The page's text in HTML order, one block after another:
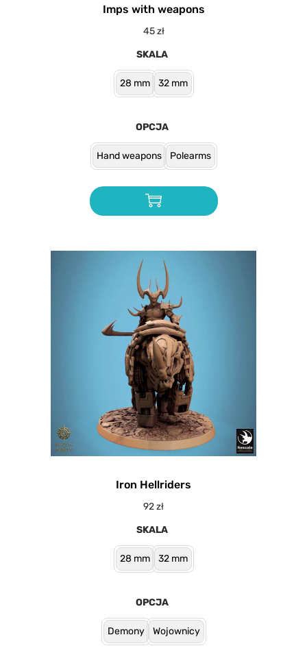
Imps with weapons
45zł
SKALA
28 mm 32 mm
OPCJA
Hand weapons Polearms
Iron Hellriders
92zł
SKALA
28 mm 32 mm
OPCJA
Demony Wojownicy